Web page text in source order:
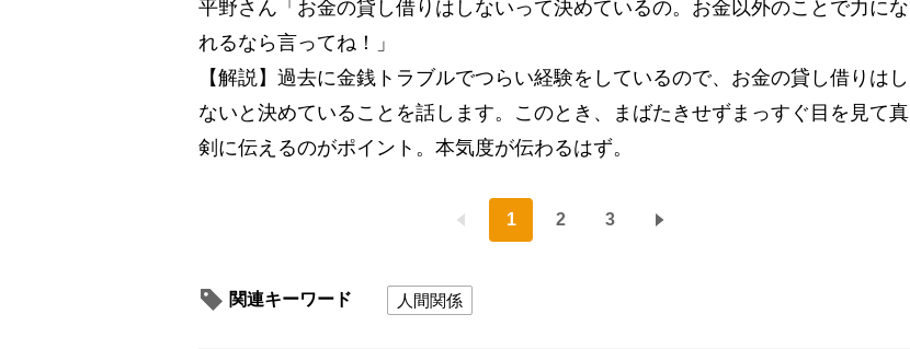
平野さん「お金の貸し借りはしないって決めているの。お金以外のことで力にな
れるなら言ってね！」
【解説】過去に金銭トラブルでつらい経験をしているので、お金の貸し借りはし
ないと決めていることを話します。このとき、まばたきせずまっすぐ目を見て真
剣に伝えるのがポイント。本気度が伝わるはず。
1 2 3
関連キーワード 人間関係